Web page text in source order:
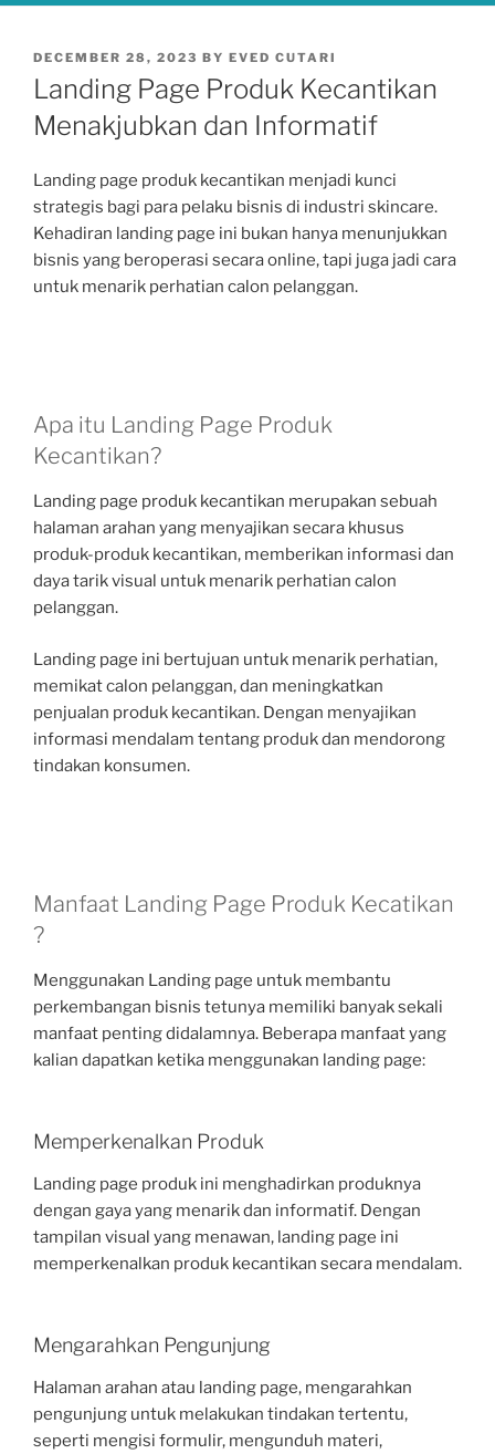
POSTED
ON
DECEMBER 28, 2023 BY EVED CUTARI
Landing Page Produk Kecantikan
Menakjubkan dan Informatif
Landing page produk kecantikan menjadi kunci
strategis bagi para pelaku bisnis di industri skincare.
Kehadiran landing page ini bukan hanya menunjukkan
bisnis yang beroperasi secara online, tapi juga jadi cara
untuk menarik perhatian calon pelanggan.
Apa itu Landing Page Produk
Kecantikan?
Landing page produk kecantikan merupakan sebuah
halaman arahan yang menyajikan secara khusus
produk-produk kecantikan, memberikan informasi dan
daya tarik visual untuk menarik perhatian calon
pelanggan.
Landing page ini bertujuan untuk menarik perhatian,
memikat calon pelanggan, dan meningkatkan
penjualan produk kecantikan. Dengan menyajikan
informasi mendalam tentang produk dan mendorong
tindakan konsumen.
Manfaat Landing Page Produk Kecatikan
?
Menggunakan Landing page untuk membantu
perkembangan bisnis tetunya memiliki banyak sekali
manfaat penting didalamnya. Beberapa manfaat yang
kalian dapatkan ketika menggunakan landing page:
Memperkenalkan Produk
Landing page produk ini menghadirkan produknya
dengan gaya yang menarik dan informatif. Dengan
tampilan visual yang menawan, landing page ini
memperkenalkan produk kecantikan secara mendalam.
Mengarahkan Pengunjung
Halaman arahan atau landing page, mengarahkan
pengunjung untuk melakukan tindakan tertentu,
seperti mengisi formulir, mengunduh materi,